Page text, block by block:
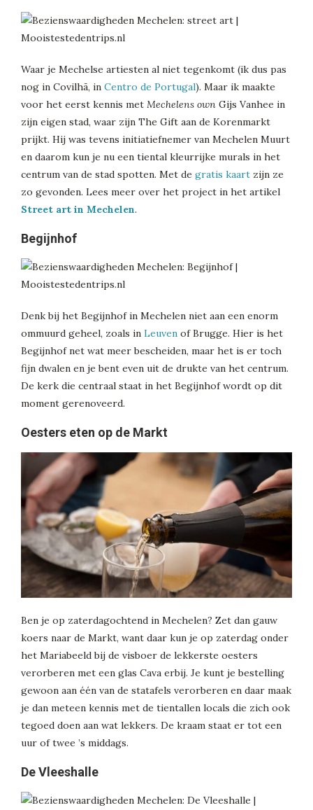
Waar je Mechelse artiesten al niet tegenkomt (ik dus pas
nog in Covilhã, in Centro de Portugal). Maar ik maakte
voor het eerst kennis met Mechelens own Gijs Vanhee in
zijn eigen stad, waar zijn The Gift aan de Korenmarkt
prijkt. Hij was tevens initiatiefnemer van Mechelen Muurt
en daarom kun je nu een tiental kleurrijke murals in het
centrum van de stad spotten. Met de gratis kaart zijn ze
zo gevonden. Lees meer over het project in het artikel
Street art in Mechelen.
Begijnhof
Denk bij het Begijnhof in Mechelen niet aan een enorm
ommuurd geheel, zoals in Leuven of Brugge. Hier is het
Begijnhof net wat meer bescheiden, maar het is er toch
fijn dwalen en je bent even uit de drukte van het centrum.
De kerk die centraal staat in het Begijnhof wordt op dit
moment gerenoveerd.
Oesters eten op de Markt
Ben je op zaterdagochtend in Mechelen? Zet dan gauw
koers naar de Markt, want daar kun je op zaterdag onder
het Mariabeeld bij de visboer de lekkerste oesters
verorberen met een glas Cava erbij. Je kunt je bestelling
gewoon aan één van de statafels verorberen en daar maak
je dan meteen kennis met de tientallen locals die zich ook
tegoed doen aan wat lekkers. De kraam staat er tot een
uur of twee ’s middags.
De Vleeshalle